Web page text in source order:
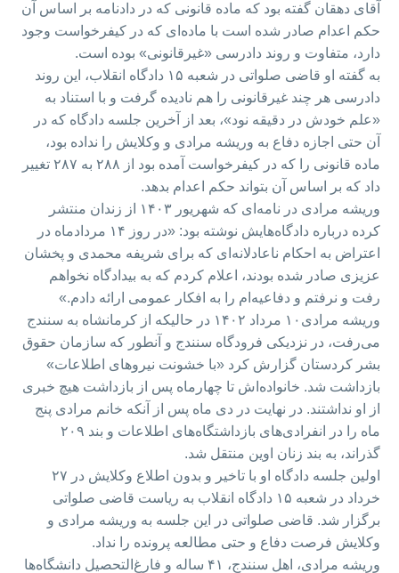
آقای دهقان گفته بود که ماده‌ قانونی که در دادنامه بر اساس آن
حکم اعدام صادر شده است با ماده‌ای که در کیفرخواست وجود
دارد، متفاوت و روند دادرسی «غیرقانونی» بوده است. ‌
‌به گفته او قاضی صلواتی در شعبه ۱۵ دادگاه انقلاب، این روند
دادرسی هر چند غیرقانونی را هم نادیده گرفت و با استناد به
«علم خودش در دقیقه نود»، بعد از آخرین جلسه دادگاه که در
آن حتی اجازه دفاع به وریشه مرادی و وکلایش را نداده بود‌،
ماده قانونی را که در کیفرخواست آمده بود از ۲۸۸ به ۲۸۷ تغییر
داد که بر اساس آن بتواند حکم اعدام بدهد. ‌‌
وریشه مرادی در نامه‌ای که شهریور ۱۴۰۳ از زندان منتشر
کرده درباره دادگاه‌هایش نوشته بود‌: «در روز ۱۴ مردادماه در
اعتراض به احکام ناعادلانه‌ای که برای شریفه محمدی و پخشان
عزیزی صادر شده بودند، اعلام کردم که به بیدادگاه نخواهم
رفت و نرفتم و دفاعیه‌ام را به افکار عمومی ارائه دادم.»‌
وریشه مرادی۱۰ مرداد ۱۴۰۲ در حالیکه از کرمانشاه به سنندج
می‌رفت، در نزدیکی فرودگاه سنندج و آنطور که سازمان حقوق
بشر کردستان گزارش کرد «با خشونت نیروهای اطلاعات»
بازداشت شد. خانواده‌اش تا چهارماه پس از بازداشت هیچ خبری
از او نداشتند. در نهایت در دی ماه پس از آنکه خانم مرادی پنج
ماه را در انفرادی‌های بازداشتگاه‌های اطلاعات و بند ۲۰۹
گذراند، به بند زنان اوین منتقل شد. ‌‌
اولین جلسه دادگاه او با تاخیر و بدون اطلاع وکلایش در ۲۷
خرداد در شعبه ۱۵ دادگاه انقلاب به ریاست قاضی صلواتی
برگزار شد. قاضی صلواتی در این جلسه به وریشه مرادی و
وکلایش فرصت دفاع و حتی مطالعه پرونده را نداد.
وریشه مرادی، اهل سنندج، ۴۱ ساله و فارغ‌التحصیل دانشگا‌ه‌ها